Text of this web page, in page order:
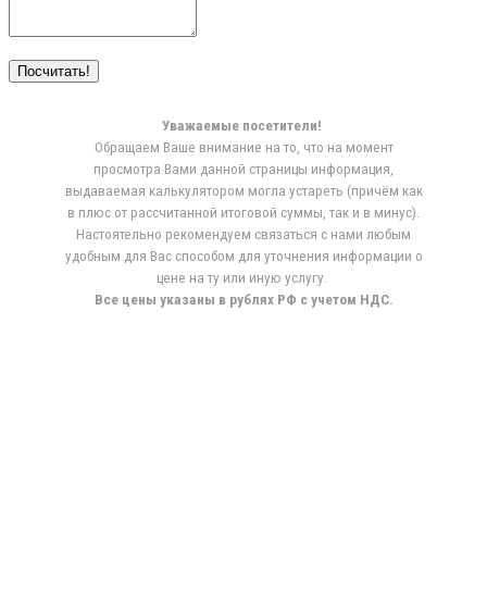
Посчитать!
Уважаемые посетители!
Обращаем Ваше внимание на то, что на момент
просмотра Вами данной страницы информация,
выдаваемая калькулятором могла устареть (причём как
в плюс от рассчитанной итоговой суммы, так и в минус).
Настоятельно рекомендуем связаться с нами любым
удобным для Вас способом для уточнения информации о
цене на ту или иную услугу.
Все цены указаны в рублях РФ с учетом НДС.